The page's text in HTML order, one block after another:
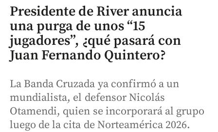
Presidente de River anuncia
una purga de unos “15
jugadores”, ¿qué pasará con
Juan Fernando Quintero?
La Banda Cruzada ya confirmó a un
mundialista, el defensor Nicolás
Otamendi, quien se incorporará al grupo
luego de la cita de Norteamérica 2026.